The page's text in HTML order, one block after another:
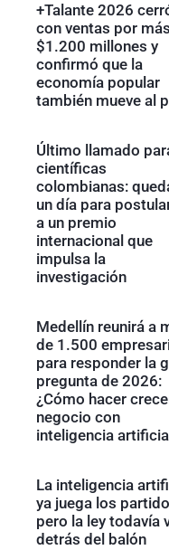
+Talante 2026
con ventas por
$1.200 millones y
confirmó que la
economía popular
también mueve al
Último llamado
científicas
colombianas:
un día para
a un premio
internacional que
impulsa la
investigación
Medellín reunirá a
de 1.500
para responder la
pregunta de 2026:
¿Cómo hacer
negocio con
inteligencia
La inteligencia
ya juega los
pero la ley todavía
detrás del balón